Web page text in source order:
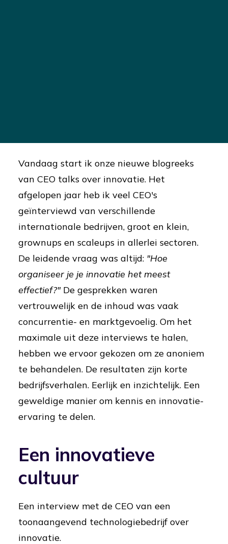
Vandaag start ik onze nieuwe blogreeks
van CEO talks over innovatie. Het
afgelopen jaar heb ik veel CEO's
geïnterviewd van verschillende
internationale bedrijven, groot en klein,
grownups en scaleups in allerlei sectoren.
De leidende vraag was altijd: "Hoe
organiseer je je innovatie het meest
effectief?"De gesprekken waren
vertrouwelijk en de inhoud was vaak
concurrentie- en marktgevoelig. Om het
maximale uit deze interviews te halen,
hebben we ervoor gekozen om ze anoniem
te behandelen. De resultaten zijn korte
bedrijfsverhalen. Eerlijk en inzichtelijk. Een
geweldige manier om kennis en innovatie-
ervaring te delen.
Een innovatieve
cultuur
Een interview met de CEO van een
toonaangevend technologiebedrijf over
innovatie.